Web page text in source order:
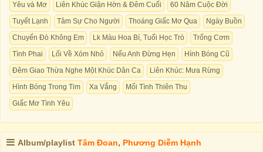
Yêu và Mơ Liên Khúc Giận Hờn & Đêm Cuối
60 Năm Cuộc Đời
Tuyết Lạnh
Tâm Sự Cho Người Thoáng Giấc Mơ Qua
Ngày Buồn
Chuyến Đò Không Em
Lk Màu Hoa Bí, Tuổi Học Trò
Trống Cơm
Tình Phai
Lối Về Xóm Nhỏ Nếu Anh Đừng Hẹn
Hình Bóng Cũ
Đêm Giao Thừa Nghe Một Khúc Dân Ca
Liên Khúc: Mưa Rừng
Hình Bóng Trong Tim
Xa Vắng
Mối Tình Thiên Thu
Giấc Mơ Tình Yêu
Album/playlist Tâm Đoan, Phương Diễm Hạnh